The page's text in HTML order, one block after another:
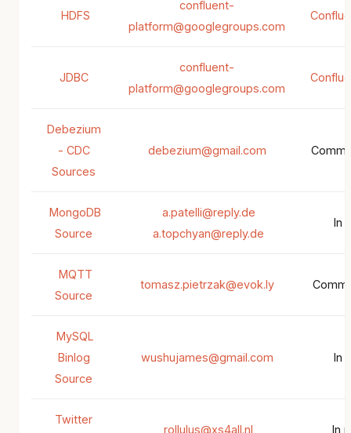
HDFS
confluent-
platform@googlegroups.com
JDBC
confluent-
platform@googlegroups.com
Debezium
- CDC
Sources
debezium@gmail.com
MongoDB
Source
a.patelli@reply.de
a.topchyan@reply.de
In
MQTT
Source
tomasz.pietrzak@evok.ly
MySQL
Binlog
Source
wushujames@gmail.com In
Twitter
rollulus@xs4all.nl In